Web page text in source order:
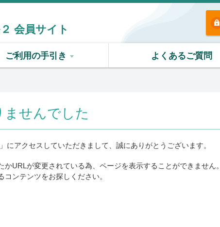
会員サイト
ご利用の手引き よくあるご質問
せんでした
アクセスしていただきまして、誠にありがとうございます。
URLが変更されている為、ページを表示することができません。
ンテンツをお探しください。